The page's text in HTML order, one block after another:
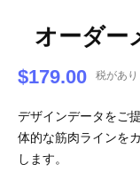
オーダー
$179.00 税があ
デザインデータをご
体的な筋肉ラインを
します。